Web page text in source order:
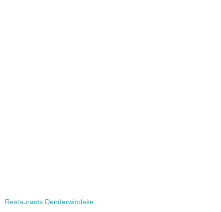
Restaurants Denderwindeke